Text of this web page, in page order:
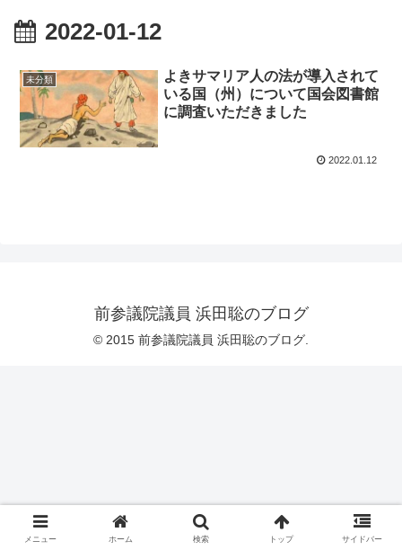
2022-01-12
未分類
よきサマリア人の法が導入されて
いる国（州）について国会図書館
に調査いただきました
2022.01.12
前参議院議員 浜田聡のブログ
© 2015 前参議院議員 浜田聡のブログ.
メニュー ホーム 検索 トップ サイドバー